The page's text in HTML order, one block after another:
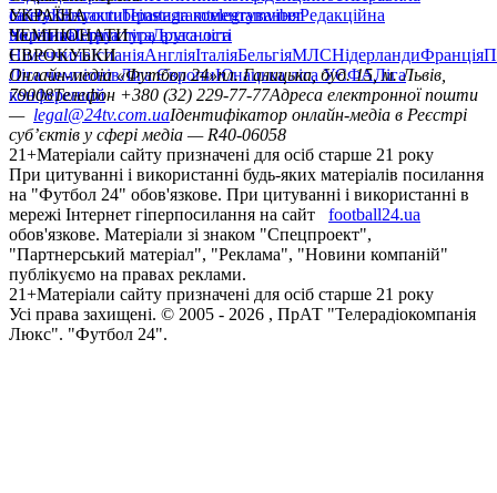
сайтуКонтактиПравила коментуванняРедакційна
політикаСтруктура власності
facebookxyoutubeinstagramtelegramviber
УКРАЇНА
УкраїнаПерша лігаДруга ліга
ЧЕМПІОНАТИ
НімеччинаІспаніяАнгліяІталіяБельгіяМЛСНідерландиФранція
ЄВРОКУБКИ
Ліга чемпіонівЛіга ЄвропиЮнацька ліга УЄФАЛіга
конференцій
Онлайн-медіа «Футбол 24»пл. Галицька, буд. 15, м. Львів,
79008Телефон +380 (32) 229-77-77Адреса електронної пошти
— legal@24tv.com.uaІдентифікатор онлайн-медіа в Реєстрі
суб’єктів у сфері медіа — R40-06058
21+Матеріали сайту призначені для осіб старше 21 року
При цитуванні і використанні будь-яких матеріалів посилання
на "Футбол 24" обов'язкове. При цитуванні і використанні в
мережі Інтернет гіперпосилання на сайт
football24.ua
обов'язкове. Матеріали зі знаком "Спецпроект",
"Партнерський матеріал", "Реклама", "Новини компаній"
публікуємо на правах реклами.
21+Матеріали сайту призначені для осіб старше 21 року
Усi права захищенi. © 2005 - 2026 , ПрАТ "Телерадіокомпанія
Люкс". "Футбол 24".